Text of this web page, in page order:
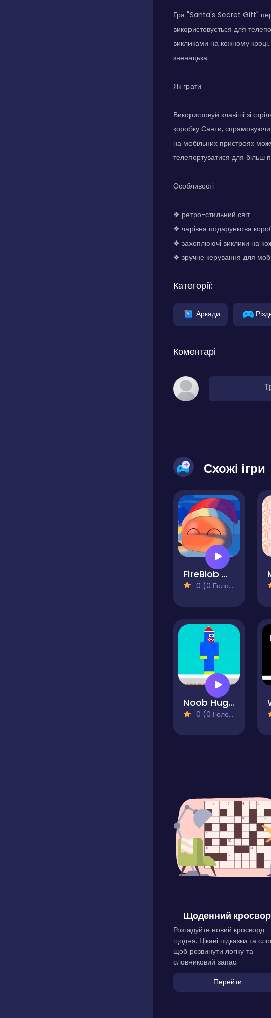
Гра "Santa's Secret Gift"
використовується для
викликами на кожному
зненацька.
Як грати
Використовуй клавіші зі
коробку Санти, спрямовуючи
на мобільних пристроях
телепортуватися для більш
Особливості
❖ ретро-стильний світ
❖ чарівна подарункова
❖ захоплюючі виклики на
❖ зручне керування для
Категорії:
Аркади
Коментарі
Схожі ігри
FireBlob Winter
0 (0 Голосів)
Noob Huggy Winter
0 (0 Голосів)
Щоденний
Розгадуйте новий кросворд
щодня. Цікаві підказки та
щоб розвинути логіку та
словниковий запас.
Перейти